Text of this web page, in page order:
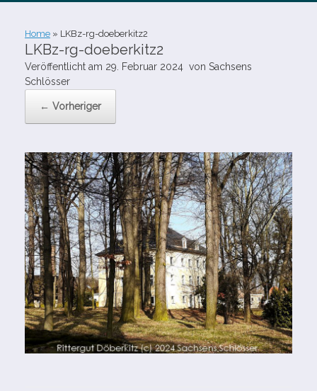
Home » LKBz-​rg-​doeberkitz2
LKBz-​rg-​doeberkitz2
Veröffentlicht am 29. Februar 2024 von Sachsens
Schlösser
← Vorheriger